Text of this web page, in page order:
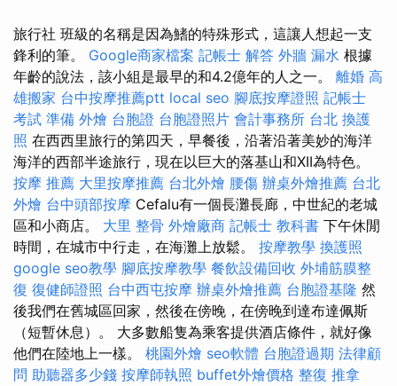
旅行社 班級的名稱是因為鰭的特殊形式，這讓人想起一支
鋒利的筆。 Google商家檔案 記帳士 解答 外牆 漏水 根據
年齡的說法，該小組是最早的和4.2億年的人之一。 離婚 高
雄搬家 台中按摩推薦ptt local seo 腳底按摩證照 記帳士
考試 準備 外燴 台胞證 台胞證照片 會計事務所 台北 換護
照 在西西里旅行的第四天，早餐後，沿著沿著美妙的海洋
海洋的西部半途旅行，現在以巨大的落基山和XII為特色。
按摩 推薦 大里按摩推薦 台北外燴 腰傷 辦桌外燴推薦 台北
外燴 台中頭部按摩 Cefalu有一個長灘長廊，中世紀的老城
區和小商店。 大里 整骨 外燴廠商 記帳士 教科書 下午休閒
時間，在城市中行走，在海灘上放鬆。 按摩教學 換護照
google seo教學 腳底按摩教學 餐飲設備回收 外埔筋膜整
復 復健師證照 台中西屯按摩 辦桌外燴推薦 台胞證基隆 然
後我們在舊城區回家，然後在傍晚，在傍晚到達布達佩斯
（短暫休息）。 大多數船隻為乘客提供酒店條件，就好像
他們在陸地上一樣。 桃園外燴 seo軟體 台胞證過期 法律顧
問 助聽器多少錢 按摩師執照 buffet外燴價格 整復 推拿